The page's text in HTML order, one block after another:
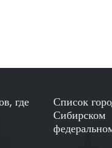
где
Список
Сибирском